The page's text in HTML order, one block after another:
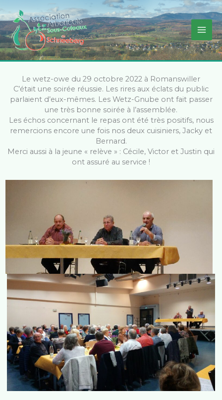
au
contenu
Le wetz-owe du 29 octobre 2022 à Romanswiller
C’était une soirée réussie. Les rires aux éclats du public
parlaient d’eux-mêmes. Les Wetz-Gnube ont fait passer
une très bonne soirée à l’assemblée.
Les échos concernant le repas ont été très positifs, nous
remercions encore une fois nos deux cuisiniers, Jacky et
Bernard.
Merci aussi à la jeune « relève » : Cécile, Victor et Justin qui
ont assuré au service !